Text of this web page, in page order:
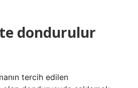
dondurulur
tercih edilen